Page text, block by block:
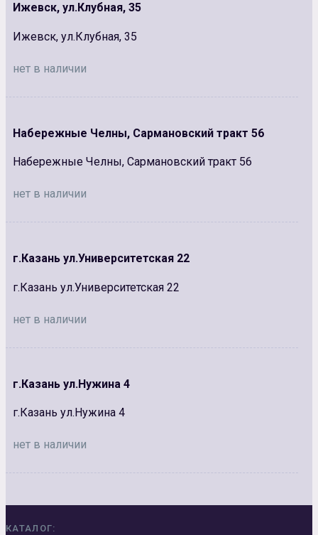
Ижевск, ул.Клубная, 35
Ижевск, ул.Клубная, 35
нет в наличии
Набережные Челны, Сармановский тракт 56
Набережные Челны, Сармановский тракт 56
нет в наличии
г.Казань ул.Университетская 22
г.Казань ул.Университетская 22
нет в наличии
г.Казань ул.Нужина 4
г.Казань ул.Нужина 4
нет в наличии
КАТАЛОГ: